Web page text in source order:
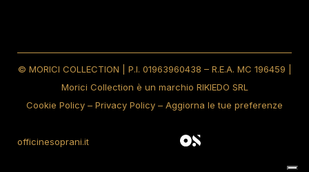
© MORICI COLLECTION | P.I. 01963960438 – R.E.A. MC 196459 |
Morici Collection è un marchio RIKIEDO SRL
Cookie Policy – Privacy Policy – Aggiorna le tue preferenze
officinesoprani.it